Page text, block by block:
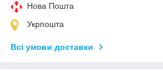
Нова Пошта
Укрпошта
Всі умови доставки